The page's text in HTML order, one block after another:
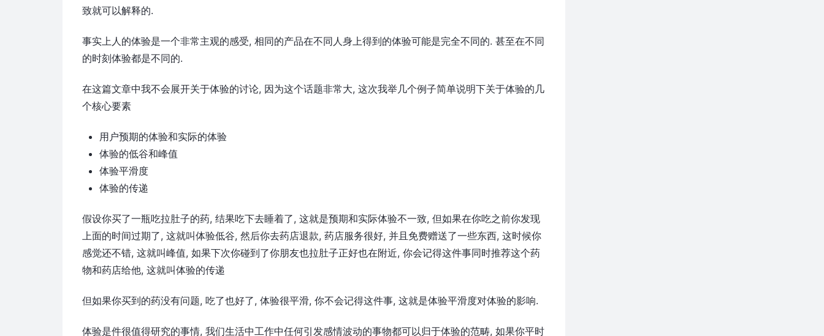
致就可以解释的.
事实上人的体验是一个非常主观的感受, 相同的产品在不同人身上得到的体验可能是完全不同的. 甚至在不同
的时刻体验都是不同的.
在这篇文章中我不会展开关于体验的讨论, 因为这个话题非常大, 这次我举几个例子简单说明下关于体验的几
个核心要素
用户预期的体验和实际的体验
体验的低谷和峰值
体验平滑度
体验的传递
假设你买了一瓶吃拉肚子的药, 结果吃下去睡着了, 这就是预期和实际体验不一致, 但如果在你吃之前你发现
上面的时间过期了, 这就叫体验低谷, 然后你去药店退款, 药店服务很好, 并且免费赠送了一些东西, 这时候你
感觉还不错, 这就叫峰值, 如果下次你碰到了你朋友也拉肚子正好也在附近, 你会记得这件事同时推荐这个药
物和药店给他, 这就叫体验的传递
但如果你买到的药没有问题, 吃了也好了, 体验很平滑, 你不会记得这件事, 这就是体验平滑度对体验的影响.
体验是件很值得研究的事情, 我们生活中工作中任何引发感情波动的事物都可以归于体验的范畴, 如果你平时